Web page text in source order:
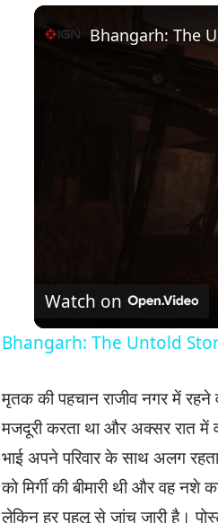
Bhangarh: The
Watch on
Bhangarh: The Untold
मृतक की पहचान राजीव नगर में
मजदूरी करता था और अक्सर रात में
भाई अपने परिवार के साथ अलग
को मिर्गी की बीमारी थी और वह नशे
लेकिन हर पहलू से जांच जारी है।